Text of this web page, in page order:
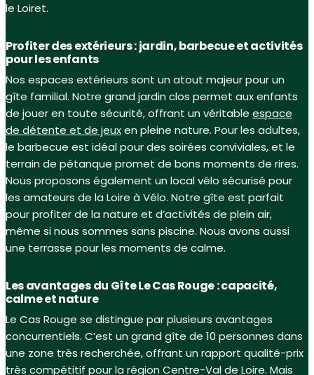
le Loiret.
Profiter des extérieurs : jardin, barbecue et activités
pour les enfants
Nos espaces extérieurs sont un atout majeur pour un
gîte familial. Notre grand jardin clos permet aux enfants
de jouer en toute sécurité, offrant un véritable espace
de détente et de jeuxen pleine nature. Pour les adultes,
le barbecue est idéal pour des soirées conviviales, et le
terrain de pétanque promet de bons moments de rires.
Nous proposons également un local vélo sécurisé pour
les amateurs de la Loire à Vélo. Notre gîte est parfait
pour profiter de la nature et d’activités de plein air,
même si nous sommes sans piscine. Nous avons aussi
une terrasse pour les moments de calme.
Les avantages du Gîte Le Cas Rouge : capacité,
calme et nature
Le Cas Rouge se distingue par plusieurs avantages
concurrentiels. C’est un grand gîte de 10 personnes dans
une zone très recherchée, offrant un rapport qualité-prix
très compétitif pour la région Centre-Val de Loire. Mais